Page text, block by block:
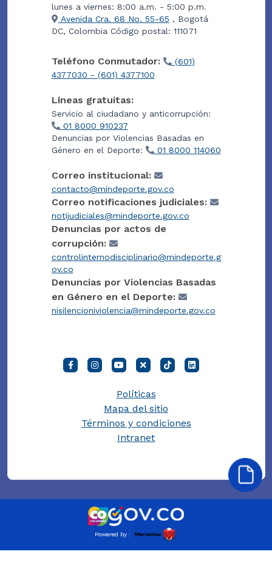
lunes a viernes: 8:00 a.m. - 5:00 p.m.
Avenida Cra. 68 No. 55-65 , Bogotá
DC, Colombia Código postal: 111071
Teléfono Conmutador:
(601)
4377030 - (601) 4377100
Líneas gratuitas:
Servicio al ciudadano y anticorrupción:
01 8000 910237
Denuncias por Violencias Basadas en
Género en el Deporte:
01 8000 114060
Correo institucional:
contacto@mindeporte.gov.co
Correo notificaciones judiciales:
notijudiciales@mindeporte.gov.co
Denuncias por actos de
corrupción:
controlinternodisciplinario@mindeporte.g
ov.co
Denuncias por Violencias Basadas
en Género en el Deporte:
nisilencioniviolencia@mindeporte.gov.co
Políticas
Mapa del sitio
Términos y condiciones
Intranet
Powered by :